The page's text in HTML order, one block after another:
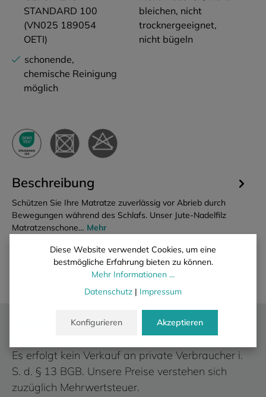
STANDARD 100
(VN025 189054
OETI)
bleichen, nicht
trocknergeeignet,
nicht bügeln
schonende,
chemische Reinigung
möglich
Beschreibung
Schützen Sie Ihre Matratze zuverlässig vor Abrieb durch
Bewegungen während des Schlafs. Unser Jute-Nadelfilz
Matratzenschone… Mehr
Eigenschaften
Wir liefern ausschließlich an gewerbliche
Es erfolgt kein Verkauf an private Verbraucher i.
S. d. § 13 BGB. Unsere Preise verstehen sich
zuzüglich Mehrwertsteuer.
Diese Website verwendet Cookies, um eine
bestmögliche Erfahrung bieten zu können.
Mehr Informationen ...
Datenschutz | Impressum
Konfigurieren Akzeptieren